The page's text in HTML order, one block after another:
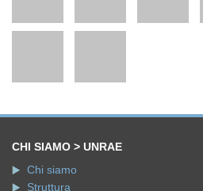
CHI SIAMO > UNRAE
Chi siamo
Struttura